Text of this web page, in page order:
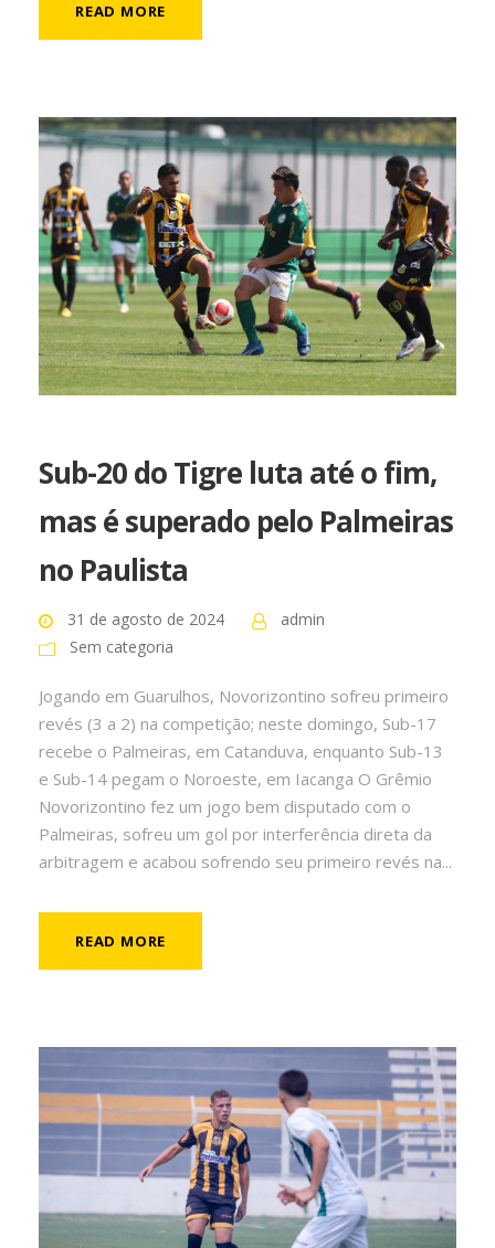
READ MORE
Sub-20 do Tigre luta até o fim,
mas é superado pelo Palmeiras
no Paulista
31 de agosto de 2024
admin
Sem categoria
Jogando em Guarulhos, Novorizontino sofreu primeiro
revés (3 a 2) na competição; neste domingo, Sub-17
recebe o Palmeiras, em Catanduva, enquanto Sub-13
e Sub-14 pegam o Noroeste, em Iacanga O Grêmio
Novorizontino fez um jogo bem disputado com o
Palmeiras, sofreu um gol por interferência direta da
arbitragem e acabou sofrendo seu primeiro revés na...
READ MORE